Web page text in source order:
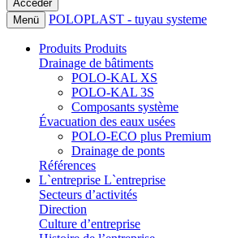
Menü POLOPLAST - tuyau systeme
Produits Produits
Drainage de bâtiments
POLO-KAL XS
POLO-KAL 3S
Composants système
Évacuation des eaux usées
POLO-ECO plus Premium
Drainage de ponts
Références
L`entreprise L`entreprise
Secteurs d’activités
Direction
Culture d’entreprise